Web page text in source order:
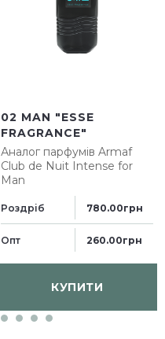
02 MAN "ESSE
FRAGRANCE"
Аналог парфумів Armaf
Club de Nuit Intense for
Man
Роздріб 780.00грн
Опт 260.00грн
КУПИТИ